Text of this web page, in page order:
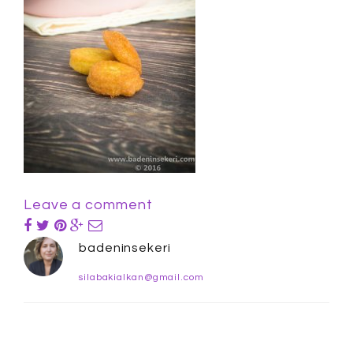
Leave a comment
badeninsekeri
silabakialkan@gmail.com